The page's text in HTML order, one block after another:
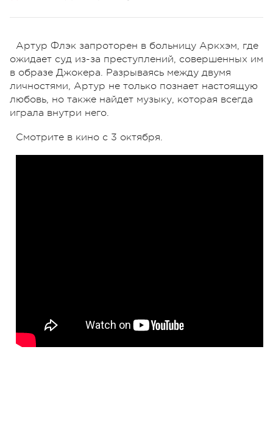
Артур Флэк запроторен в больницу Аркхэм, где
ожидает суд из-за преступлений, совершенных им
в образе Джокера. Разрываясь между двумя
личностями, Артур не только познает настоящую
любовь, но также найдет музыку, которая всегда
играла внутри него.
Смотрите в кино с 3 октября.